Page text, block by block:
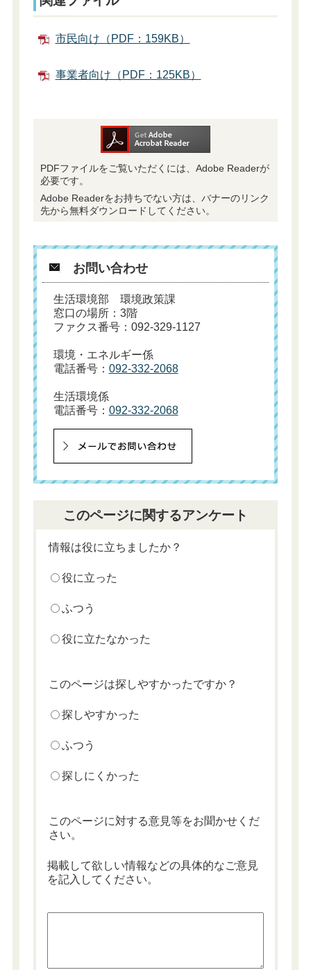
市民向け（PDF：159KB）
事業者向け（PDF：125KB）
PDFファイルをご覧いただくには、Adobe Readerが
必要です。
Adobe Readerをお持ちでない方は、バナーのリンク
先から無料ダウンロードしてください。
お問い合わせ
生活環境部 環境政策課
窓口の場所：3階
ファクス番号：092-329-1127
環境・エネルギー係
電話番号： 092-332-2068
生活環境係
電話番号： 092-332-2068
このページに関するアンケート
情報は役に立ちましたか？
役に立った
ふつう
役に立たなかった
このページは探しやすかったですか？
探しやすかった
ふつう
探しにくかった
このページに対する意見等をお聞かせくだ
さい。
掲載して欲しい情報などの具体的なご意見
を記入してください。